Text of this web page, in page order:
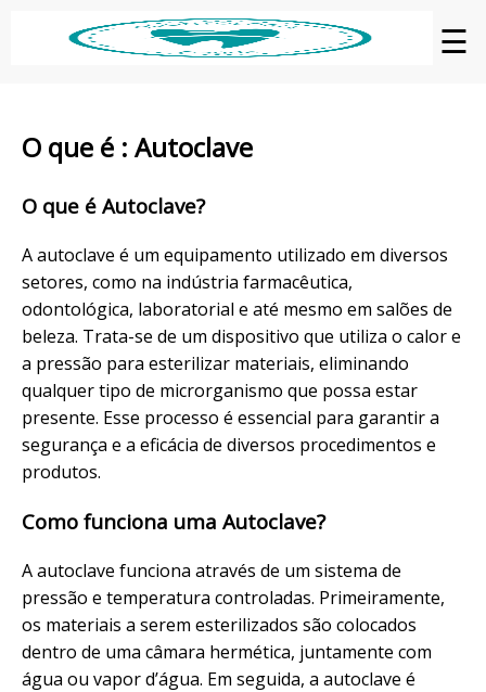
☰
O que é : Autoclave
O que é Autoclave?
A autoclave é um equipamento utilizado em diversos
setores, como na indústria farmacêutica,
odontológica, laboratorial e até mesmo em salões de
beleza. Trata-se de um dispositivo que utiliza o calor e
a pressão para esterilizar materiais, eliminando
qualquer tipo de microrganismo que possa estar
presente. Esse processo é essencial para garantir a
segurança e a eficácia de diversos procedimentos e
produtos.
Como funciona uma Autoclave?
A autoclave funciona através de um sistema de
pressão e temperatura controladas. Primeiramente,
os materiais a serem esterilizados são colocados
dentro de uma câmara hermética, juntamente com
água ou vapor d’água. Em seguida, a autoclave é